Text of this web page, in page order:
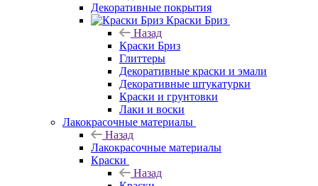
Декоративные покрытия
Краски Бриз
Назад
Краски Бриз
Глиттеры
Декоративные краски и эмали
Декоративные штукатурки
Краски и грунтовки
Лаки и воски
Лакокрасочные материалы
Назад
Лакокрасочные материалы
Краски
Назад